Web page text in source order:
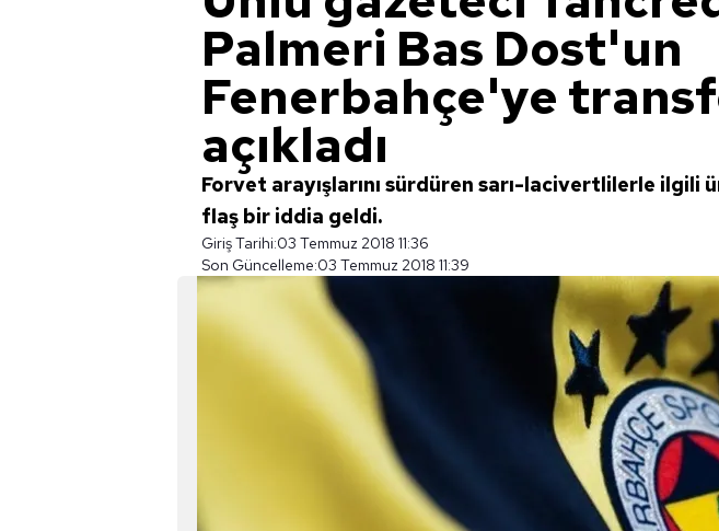
Palmeri Bas Dost'un
Fenerbahçe'ye
açıkladı
Forvet arayışlarını sürdüren sarı-lacivertlilerle ilgili
flaş bir iddia geldi.
Giriş Tarihi:03 Temmuz 2018 11:36
Son Güncelleme:03 Temmuz 2018 11:39